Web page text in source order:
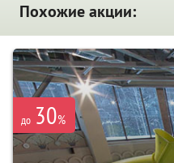
Похожие акции:
до 30%